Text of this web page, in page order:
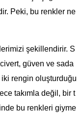
Peki, bu renkler ne
şekillendirir. S
güven ve sada
rengin oluşturduğu
takımla değil, bir t
bu renkleri giyme